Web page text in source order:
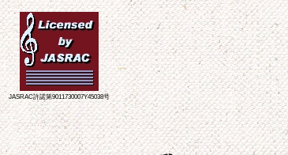
JASRAC許諾第9011730007Y45038号